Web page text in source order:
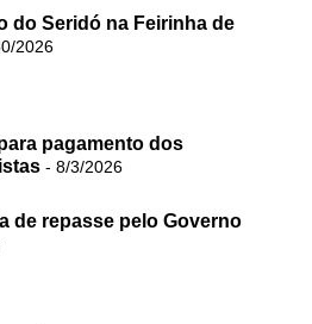
do Seridó na Feirinha de
2026
pagamento dos
- 8/3/2026
de repasse pelo Governo